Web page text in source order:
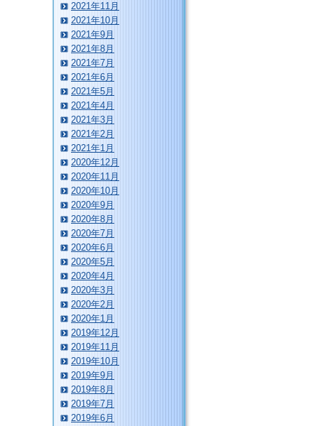
2021年11月
2021年10月
2021年9月
2021年8月
2021年7月
2021年6月
2021年5月
2021年4月
2021年3月
2021年2月
2021年1月
2020年12月
2020年11月
2020年10月
2020年9月
2020年8月
2020年7月
2020年6月
2020年5月
2020年4月
2020年3月
2020年2月
2020年1月
2019年12月
2019年11月
2019年10月
2019年9月
2019年8月
2019年7月
2019年6月